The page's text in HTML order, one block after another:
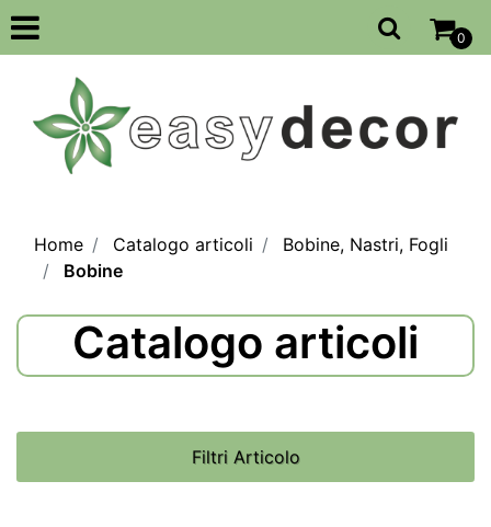
Open
0
Home Catalogo articoli
Bobine, Nastri, Fogli
Bobine
Catalogo articoli
Filtri Articolo